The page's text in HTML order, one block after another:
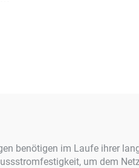
benötigen im Laufe ihrer
um dem